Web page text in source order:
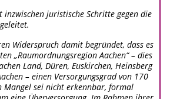
inzwischen juristische Schritte gegen die
Widerspruch damit begründet, dass es
„Raumordnungsregion Aachen“ – dies
Land, Düren, Euskirchen, Heinsberg
– einen Versorgungsgrad von 170
Mangel sei nicht erkennbar, formal